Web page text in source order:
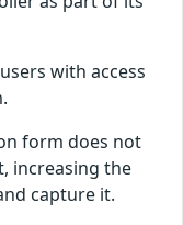
with access
form does not
increasing the
capture it.